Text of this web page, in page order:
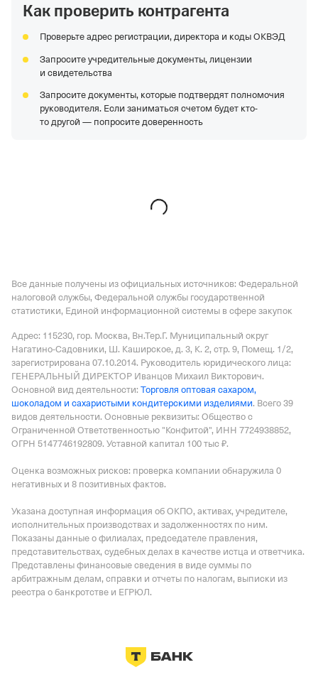
ООО "Кампан"— Действующая организация,
1022301196939,КПП 231101001
ООО "СКАЙФУД"—Действующая организация,
Регистрация 26.03.1998,
1027739326174,КПП 504201001
ООО "ЦЕНТР ЛОГИСТИК"— Действующая
ОГРН 1053900198857,
Как проверить контрагента
Проверьте адрес регистрации, директора и коды ОКВЭД
Запросите учредительные документы, лицензии
и свидетельства
Запросите документы, которые подтвердят полномочия
руководителя. Если заниматься счетом будет кто-
то другой — попросите доверенность
Все данные получены из официальных источников: Федеральной
налоговой службы, Федеральной службы государственной
статистики, Единой информационной системы в сфере закупок
Адрес: 115230, гор. Москва, Вн.Тер.Г. Муниципальный округ
Нагатино-Садовники, Ш. Каширское, д. 3, К. 2, стр. 9, Помещ. 1/2,
зарегистрирована 07.10.2014. Руководитель юридического лица:
ГЕНЕРАЛЬНЫЙ ДИРЕКТОР Иванцов Михаил Викторович.
Основной вид деятельности: Торговля оптовая сахаром,
шоколадом и сахаристыми кондитерскими изделиями. Всего 39
видов деятельности. Основные реквизиты: Общество с
Ограниченной Ответственностью "Конфитой", ИНН 7724938852,
ОГРН 5147746192809. Уставной капитал 100 тыс ₽.
Оценка возможных рисков: проверка компании обнаружила 0
негативных и 8 позитивных фактов.
Указана доступная информация об ОКПО, активах, учредителе,
исполнительных производствах и задолженностях по ним.
Показаны данные о филиалах, председателе правления,
представительствах, судебных делах в качестве истца и ответчика.
Представлены финансовые сведения в виде суммы по
арбитражным делам, справки и отчеты по налогам, выписки из
реестра о банкротстве и ЕГРЮЛ.